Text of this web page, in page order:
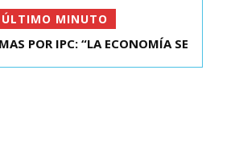
ÚLTIMO MINUTO
CON EL PRESIDENTE ELECTO DE
POR IPC: “LA ECONOMÍA SE